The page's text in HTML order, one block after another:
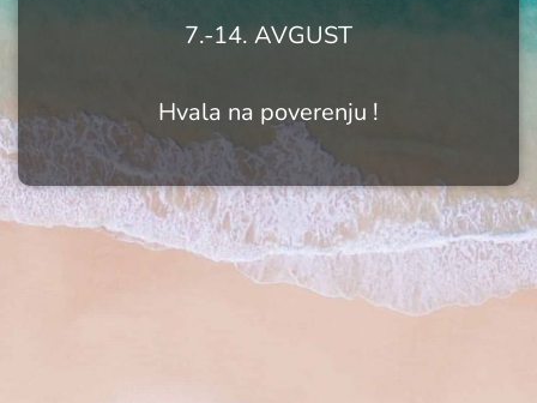
7.-14. AVGUST
Hvala na poverenju !